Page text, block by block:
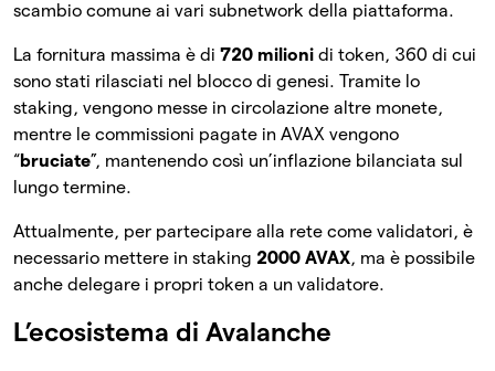
scambio comune ai vari subnetwork della piattaforma.
La fornitura massima è di 720 milioni di token, 360 di cui
sono stati rilasciati nel blocco di genesi. Tramite lo
staking, vengono messe in circolazione altre monete,
mentre le commissioni pagate in AVAX vengono
“bruciate”, mantenendo così un’inflazione bilanciata sul
lungo termine.
Attualmente, per partecipare alla rete come validatori, è
necessario mettere in staking 2000 AVAX, ma è possibile
anche delegare i propri token a un validatore.
L’ecosistema di Avalanche